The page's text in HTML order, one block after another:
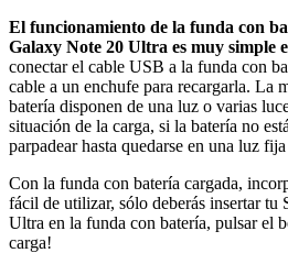
El funcionamiento de la funda con
Galaxy Note 20 Ultra es muy simple
conectar el cable USB a la funda con
cable a un enchufe para recargarla. La
batería disponen de una luz o varias
situación de la carga, si la batería no
parpadear hasta quedarse en una luz
Con la funda con batería cargada,
fácil de utilizar, sólo deberás insertar tu
Ultra en la funda con batería, pulsar el
carga!